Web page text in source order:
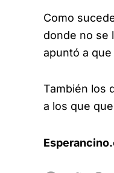
Como
donde no se
apuntó a
También los
a los que